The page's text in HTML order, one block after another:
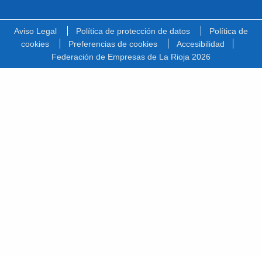
Aviso Legal Política de protección de datos
Política de
cookies
Preferencias de cookies
Accesibilidad
Federación de Empresas de La Rioja 2026